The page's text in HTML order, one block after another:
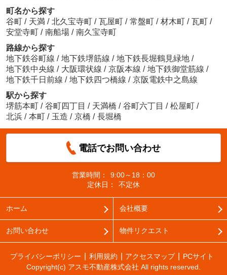
町名から探す
谷町 / 天満 / 北久宝寺町 / 瓦屋町 / 常盤町 / 材木町 / 瓦町 /
安堂寺町 / 南船場 / 南久宝寺町
路線から探す
地下鉄谷町線 / 地下鉄堺筋線 / 地下鉄長堀鶴見緑地 /
地下鉄中央線 / 大阪環状線 / 京阪本線 / 地下鉄御堂筋線 /
地下鉄千日前線 / 地下鉄四つ橋線 / 京阪電鉄中之島線
駅から探す
堺筋本町 / 谷町四丁目 / 天満橋 / 谷町六丁目 / 松屋町 /
北浜 / 本町 / 玉造 / 京橋 / 長堀橋
電話でお問い合わせ
営業時間：
9:00～18：00
定休日：
不定休
ホーム 会社概要
お問い合わせ 物件リクエスト
プライバシーポリシー 利用規約 アクセスマップ
PCサイト
Copyright(c) アスモ不動産株式会社 All rights reserved.